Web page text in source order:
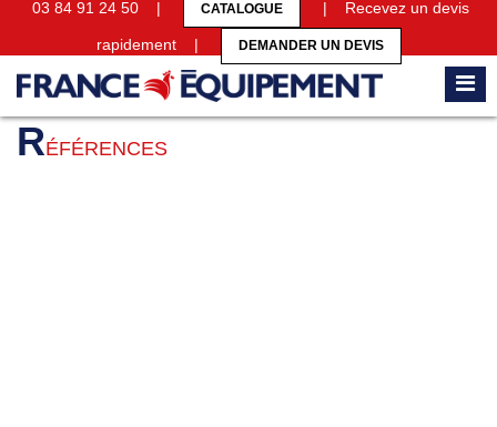
03 84 91 24 50 | CATALOGUE | Recevez un devis
rapidement | DEMANDER UN DEVIS
Accueil Références
RÉFÉRENCES